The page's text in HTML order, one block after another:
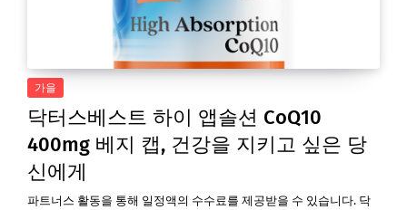
가을
닥터스베스트 하이 앱솔션 CoQ10
400mg 베지 캡, 건강을 지키고 싶은 당
신에게
파트너스 활동을 통해 일정액의 수수료를 제공받을 수 있습니다. 닥